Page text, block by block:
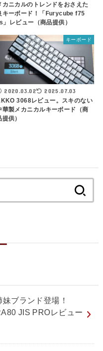
カニカルのトレンドをおさえた
キーボード！「Furycube f75
」レビュー（商品提供）
キーボード
2020.03.02 2025.07.03
3068レビュー。スキのない
華製メカニカルキーボード（商
提供）
ブランド登場！
JIS PROレビュー